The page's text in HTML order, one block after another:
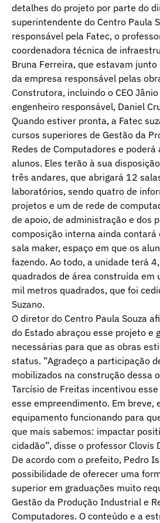
detalhes do projeto por parte do
superintendente do Centro Paula
responsável pela Fatec, o
coordenadora técnica de
Bruna Ferreira, que estavam
da empresa responsável pelas
Construtora, incluindo o CEO
engenheiro responsável, Daniel
Quando estiver pronta, a Fatec
cursos superiores de Gestão da
Redes de Computadores e
alunos. Eles terão à sua
três andares, que abrigará 12
laboratórios, sendo quatro de
projetos e um de rede de
de apoio, de administração e dos
composição interna ainda contará
sala maker, espaço em que os
fazendo. Ao todo, a unidade terá
quadrados de área construída em
mil metros quadrados, que foi
Suzano.
O diretor do Centro Paula Souza
do Estado abraçou esse projeto e
necessárias para que as obras
status. “Agradeço a participação
mobilizados na construção dessa
Tarcísio de Freitas incentivou
esse empreendimento. Em breve,
equipamento funcionando para
que mais sabemos: impactar
cidadão”, disse o professor Clovis
De acordo com o prefeito, Pedro
possibilidade de oferecer uma
superior em graduações muito
Gestão da Produção Industrial e
Computadores. O conteúdo e a